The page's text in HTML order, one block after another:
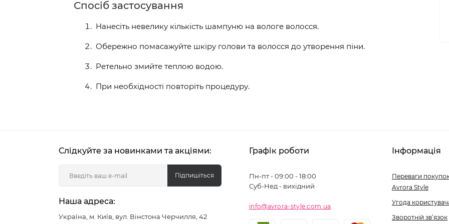
Спосіб застосування
Нанесіть невелику кількість шампуню на вологе волосся.
Обережно помасажуйте шкіру голови та волосся до утворення піни.
Ретельно змийте теплою водою.
При необхідності повторіть процедуру.
Слідкуйте за новинками та акціями:
Підпишіться
Наша адреса:
Україна, м. Київ, вул. Вінстона Черчилля, 42
Графік роботи
Пн-пт - 09:00 - 18:00
Суб-Нед - вихідний
info@avrora-style.com.ua
Інформація
Переваги
Avrora Style
Угода
Зворотній зв’язок